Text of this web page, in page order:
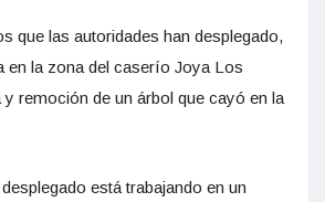
que las autoridades han desplegado,
en la zona del caserío Joya Los
y remoción de un árbol que cayó en la
está trabajando en un